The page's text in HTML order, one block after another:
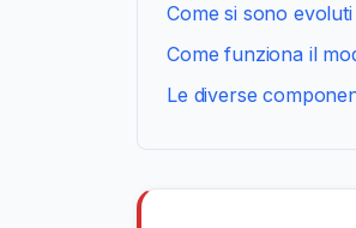
Come si sono
Come funziona il
Le diverse